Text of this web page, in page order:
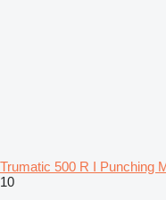
Trumatic 500 R I Punching
10